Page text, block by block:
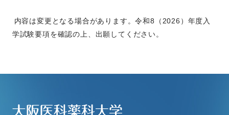
内容は変更となる場合があります。令和8（2026）年度入
学試験要項を確認の上、出願してください。